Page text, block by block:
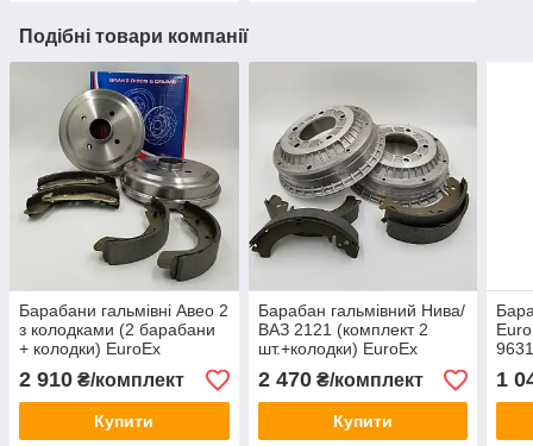
Подібні товари компанії
Барабани гальмівні Авео 2
з колодками (2 барабани
+ колодки) EuroEx
Угорщина
2 910 ₴/комплект
Купити
Барабан гальмівний Нива/
ВАЗ 2121 (комплект 2
шт.+колодки) EuroEx
Угорщина
2 470₴/комплект
Купити
і
1